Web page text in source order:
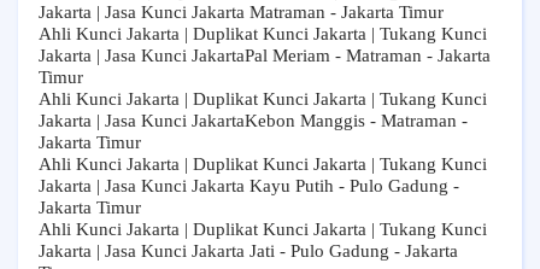
Jakarta | Jasa Kunci Jakarta Matraman - Jakarta Timur
Ahli Kunci Jakarta | Duplikat Kunci Jakarta | Tukang Kunci
Jakarta | Jasa Kunci JakartaPal Meriam - Matraman - Jakarta
Timur
Ahli Kunci Jakarta | Duplikat Kunci Jakarta | Tukang Kunci
Jakarta | Jasa Kunci JakartaKebon Manggis - Matraman -
Jakarta Timur
Ahli Kunci Jakarta | Duplikat Kunci Jakarta | Tukang Kunci
Jakarta | Jasa Kunci Jakarta Kayu Putih - Pulo Gadung -
Jakarta Timur
Ahli Kunci Jakarta | Duplikat Kunci Jakarta | Tukang Kunci
Jakarta | Jasa Kunci Jakarta Jati - Pulo Gadung - Jakarta